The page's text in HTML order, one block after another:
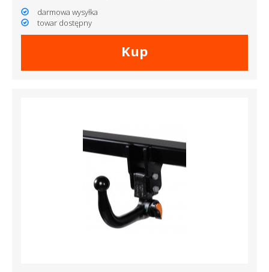
darmowa wysyłka
towar dostępny
Kup